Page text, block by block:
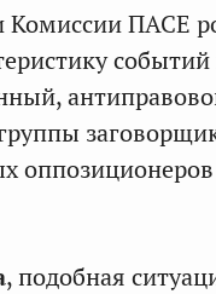
Комиссии ПАСЕ
, подобная